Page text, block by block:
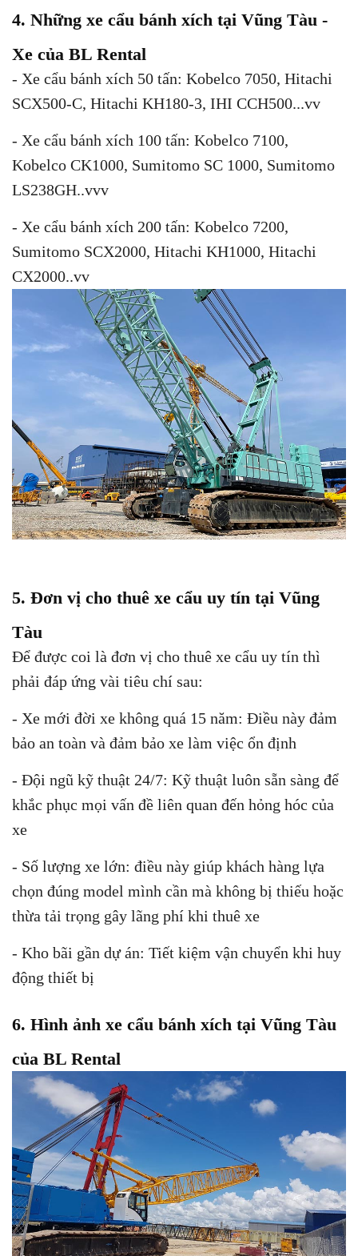
4. Những xe cẩu bánh xích tại Vũng Tàu -
Xe của BL Rental
- Xe cẩu bánh xích 50 tấn: Kobelco 7050, Hitachi
SCX500-C, Hitachi KH180-3, IHI CCH500...vv
- Xe cẩu bánh xích 100 tấn: Kobelco 7100,
Kobelco CK1000, Sumitomo SC 1000, Sumitomo
LS238GH..vvv
- Xe cẩu bánh xích 200 tấn: Kobelco 7200,
Sumitomo SCX2000, Hitachi KH1000, Hitachi
CX2000..vv
5. Đơn vị cho thuê xe cẩu uy tín tại Vũng
Tàu
Để được coi là đơn vị cho thuê xe cẩu uy tín thì
phải đáp ứng vài tiêu chí sau:
- Xe mới đời xe không quá 15 năm: Điều này đảm
bảo an toàn và đảm bảo xe làm việc ổn định
- Đội ngũ kỹ thuật 24/7: Kỹ thuật luôn sẵn sàng để
khắc phục mọi vấn đề liên quan đến hỏng hóc của
xe
- Số lượng xe lớn: điều này giúp khách hàng lựa
chọn đúng model mình cần mà không bị thiếu hoặc
thừa tải trọng gây lãng phí khi thuê xe
- Kho bãi gần dự án: Tiết kiệm vận chuyển khi huy
động thiết bị
6. Hình ảnh xe cẩu bánh xích tại Vũng Tàu
của BL Rental